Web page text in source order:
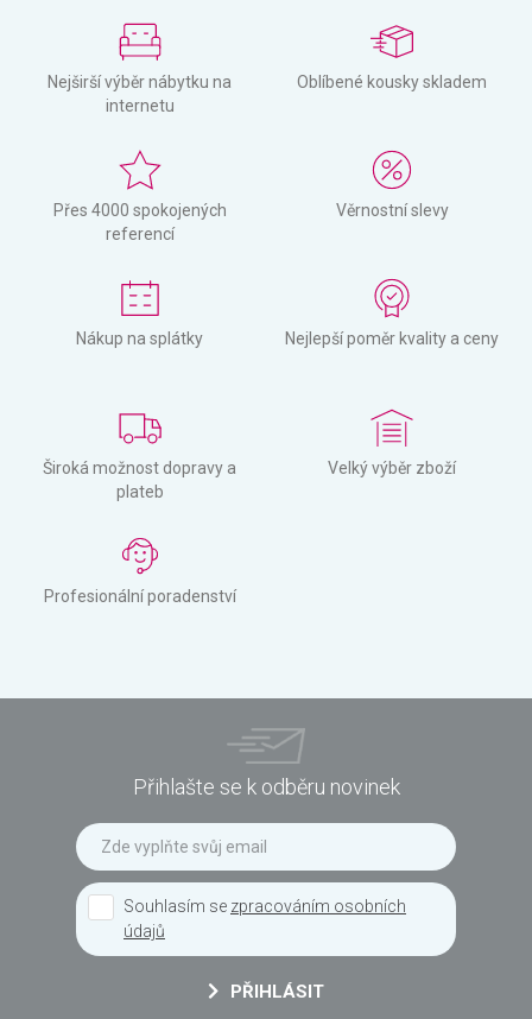
Nejširší výběr nábytku na
internetu
Oblíbené kousky skladem
Přes 4000 spokojených
referencí
Věrnostní slevy
Nákup na splátky Nejlepší poměr kvality a ceny
Široká možnost dopravy a
plateb
Velký výběr zboží
Profesionální poradenství
Přihlašte se k odběru novinek
Souhlasím se zpracováním osobních
údajů
PŘIHLÁSIT